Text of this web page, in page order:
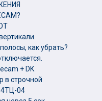
как убрать?
+ DK
в строчной
04